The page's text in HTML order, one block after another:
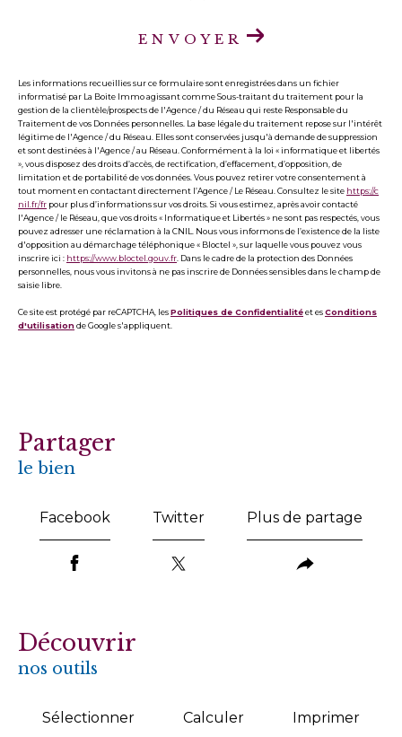
ENVOYER
Les informations recueillies sur ce formulaire sont enregistrées dans un fichier
informatisé par La Boite Immo agissant comme Sous-traitant du traitement pour la
gestion de la clientèle/prospects de l'Agence / du Réseau qui reste Responsable du
Traitement de vos Données personnelles. La base légale du traitement repose sur l'intérêt
légitime de l'Agence / du Réseau. Elles sont conservées jusqu'à demande de suppression
et sont destinées à l'Agence / au Réseau. Conformément à la loi « informatique et libertés
», vous disposez des droits d’accès, de rectification, d’effacement, d’opposition, de
limitation et de portabilité de vos données. Vous pouvez retirer votre consentement à
tout moment en contactant directement l’Agence / Le Réseau. Consultez le site https://c
nil.fr/fr pour plus d’informations sur vos droits. Si vous estimez, après avoir contacté
l'Agence / le Réseau, que vos droits « Informatique et Libertés » ne sont pas respectés, vous
pouvez adresser une réclamation à la CNIL. Nous vous informons de l’existence de la liste
d'opposition au démarchage téléphonique « Bloctel », sur laquelle vous pouvez vous
inscrire ici : https://www.bloctel.gouv.fr . Dans le cadre de la protection des Données
personnelles, nous vous invitons à ne pas inscrire de Données sensibles dans le champ de
saisie libre.
Ce site est protégé par reCAPTCHA, lesPolitiques de Confidentialitéet esConditions
d'utilisationde Google s'appliquent.
partager
le bien
Facebook Twitter Plus de partage
découvrir
nos outils
Sélectionner Calculer Imprimer